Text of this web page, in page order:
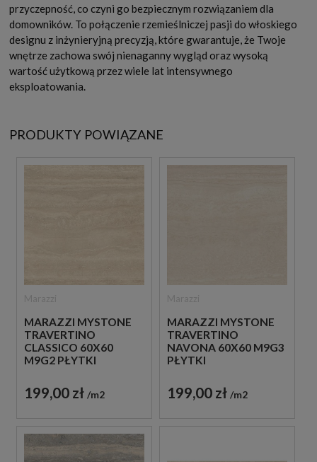
przyczepność, co czyni go bezpiecznym rozwiązaniem dla
domowników. To połączenie rzemieślniczej pasji do włoskiego
designu z inżynieryjną precyzją, które gwarantuje, że Twoje
wnętrze zachowa swój nienaganny wygląd oraz wysoką
wartość użytkową przez wiele lat intensywnego
eksploatowania.
PRODUKTY POWIĄZANE
MARAZZI MYSTONE
TRAVERTINO
CLASSICO 60X60
M9G2 PŁYTKI
199,00 zł m2
MARAZZI MYSTONE
TRAVERTINO
NAVONA 60X60 M9G3
PŁYTKI
199,00 zł m2